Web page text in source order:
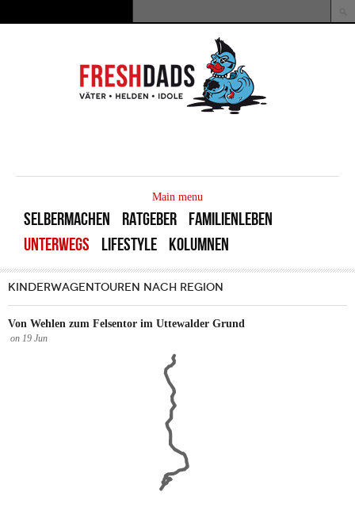
Suchformular
Main menu
SELBERMACHEN RATGEBER
FAMILIENLEBEN
UNTERWEGS
LIFESTYLE KOLUMNEN
KINDERWAGENTOUREN NACH REGION
Von Wehlen zum Felsentor im Uttewalder Grund
on 19 Jun